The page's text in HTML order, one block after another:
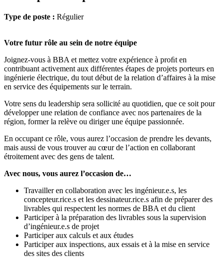
Type de poste : Régulier
Votre futur rôle au sein de notre équipe
Joignez-vous à BBA et mettez votre expérience à proﬁt en
contribuant activement aux différentes étapes de projets porteurs en
ingénierie électrique, du tout début de la relation d’affaires à la mise
en service des équipements sur le terrain.
Votre sens du leadership sera sollicité au quotidien, que ce soit pour
développer une relation de confiance avec nos partenaires de la
région, former la relève ou diriger une équipe passionnée.
En occupant ce rôle, vous aurez l’occasion de prendre les devants,
mais aussi de vous trouver au cœur de l’action en collaborant
étroitement avec des gens de talent.
Avec nous, vous aurez l’occasion de…
Travailler en collaboration avec les ingénieur.e.s, les
concepteur.rice.s et les dessinateur.rice.s afin de préparer des
livrables qui respectent les normes de BBA et du client
Participer à la préparation des livrables sous la supervision
d’ingénieur.e.s de projet
Participer aux calculs et aux études
Participer aux inspections, aux essais et à la mise en service
des sites des clients